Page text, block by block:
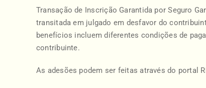
Transação de Inscrição Garantida por Seguro
transitada em julgado em desfavor do
benefícios incluem diferentes condições de
contribuinte.
As adesões podem ser feitas através do portal